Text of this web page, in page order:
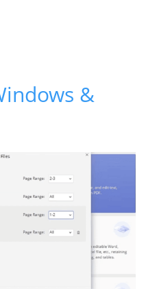
&